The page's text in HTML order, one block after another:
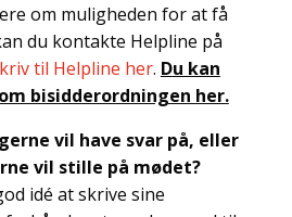
om muligheden for at få
du kontakte Helpline på
til Helpline her. Du kan
bisidderordningen her.
vil have svar på, eller
vil stille på mødet?
idé at skrive sine